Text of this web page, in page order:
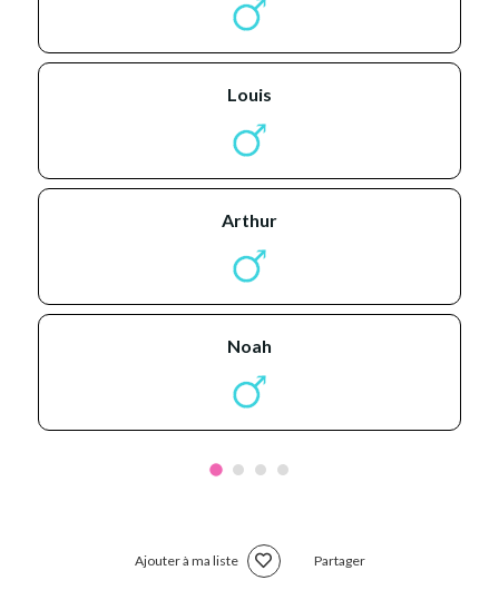
louis
arthur
noah
Ajouter à ma liste Partager